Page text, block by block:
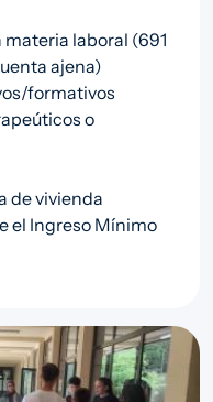
laboral (691
ajena)
formativos
o
de vivienda
el Ingreso Mínimo